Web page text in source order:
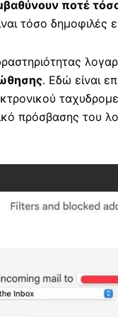
ποτέ
τόσο
. Εδώ είναι
πρόσβασης του